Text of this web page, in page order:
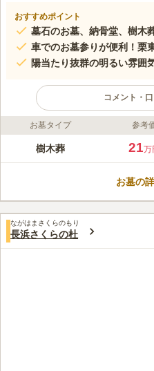
おすすめポイント
墓石のお墓、納骨堂、樹木
車でのお墓参りが便利！栗
陽当たり抜群の明るい雰囲
コメント・
ライフドット編集部のコメント
滋賀メモリアルパークは
かることでしょう。
口コミ評価
この霊園はまだ誰からも評価されてい
お墓タイプ 参考
樹木葬 21万
お墓の
ながはまさくらのもり
長浜さくらの杜